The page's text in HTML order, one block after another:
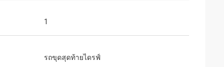
1
รถขุดสุดท้ายไดรฟ์